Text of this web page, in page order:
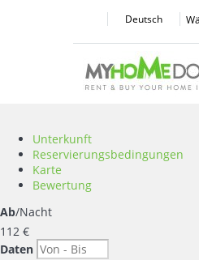
Deutsch
Unterkunft
Reservierungsbedingungen
Karte
Bewertung
Ab/Nacht
112 €
Daten